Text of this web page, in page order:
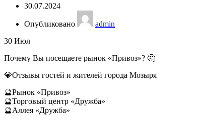
30.07.2024
Опубликовано
admin
30 Июл
Почему Вы посещаете рынок «Привоз»? 🤔
💎Отзывы гостей и жителей города Мозыря
🔮Рынок «Привоз»
🔮Торговый центр «Дружба»
🔮Аллея «Дружба»